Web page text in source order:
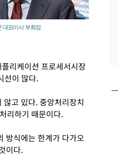
대표이사 부회장.
리케이션 프로세서시장
선이 많다.
고 있다. 중앙처리장치
리하기 때문이다.
방식에는 한계가 다가오
이다.